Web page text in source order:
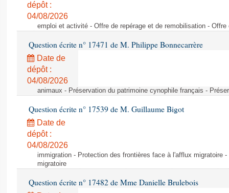
dépôt :
04/08/2026
emploi et activité - Offre de repérage et de remobilisation -
Question écrite n° 17471 de M. Philippe Bonnecarrère
Date de
dépôt :
04/08/2026
animaux - Préservation du patrimoine cynophile français -
Question écrite n° 17539 de M. Guillaume Bigot
Date de
dépôt :
04/08/2026
immigration - Protection des frontières face à l'afflux migratoire
migratoire
Question écrite n° 17482 de Mme Danielle Brulebois